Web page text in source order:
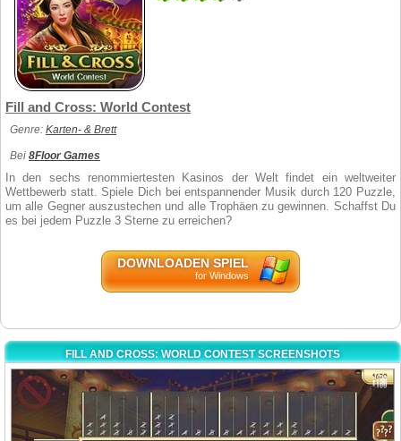
Fill and Cross: World Contest
Genre: Karten- & Brett
Bei 8Floor Games
In den sechs renommiertesten Kasinos der Welt findet ein weltweiter
Wettbewerb statt. Spiele Dich bei entspannender Musik durch 120 Puzzle,
um alle Gegner auszustechen und alle Trophäen zu gewinnen. Schaffst Du
es bei jedem Puzzle 3 Sterne zu erreichen?
DOWNLOADEN SPIEL
for Windows
FILL AND CROSS: WORLD CONTEST SCREENSHOTS